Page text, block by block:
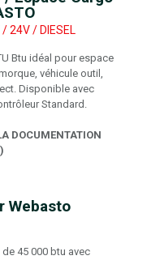
24V / DIESEL
Btu idéal pour espace
véhicule outil,
Disponible avec
Standard.
DOCUMENTATION
Webasto
45 000 btu avec